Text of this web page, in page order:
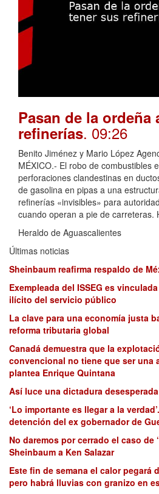
Pasan de la ordeña
refinerías. 09:26
Benito Jiménez y Mario López
MÉXICO.- El robo de combustibles
perforaciones clandestinas en
de gasolina en pipas a una
refinerías «invisibles» para
cuando operan a pie de carreteras.
Heraldo de Aguascalientes
Últimas noticias
Sheinbaum reafirma respaldo de
Exempleada del ISSEG es
ilícito del servicio público
La clave para una economía justa
reforma tributaria global
Canadá demuestra que la
convencional no tiene que ser una
plantea Enrique Quintana
Así luce una dictadura desesperada
‘Lo importante es llegar a la
detención del ex gobernador de
No daremos por cerrado el caso de
Sheinbaum a Ken Salazar
Este fin de semana el calor pegará
pero habrá lluvias con granizo en